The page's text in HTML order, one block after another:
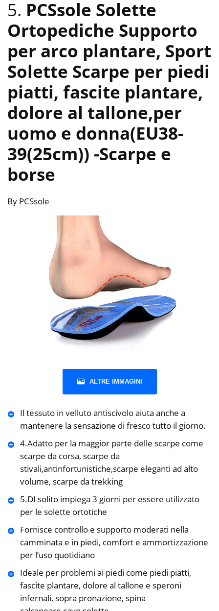
5. PCSsole Solette
Ortopediche Supporto
per arco plantare, Sport
Solette Scarpe per piedi
piatti, fascite plantare,
dolore al tallone,per
uomo e donna(EU38-
39(25cm)) -Scarpe e
borse
By PCSsole
ALTRE IMMAGINI
Il tessuto in velluto antiscivolo aiuta anche a
mantenere la sensazione di fresco tutto il giorno.
4.Adatto per la maggior parte delle scarpe come
scarpe da corsa, scarpe da
stivali,antinfortunistiche,scarpe eleganti ad alto
volume, scarpe da trekking
5.DI solito impiega 3 giorni per essere utilizzato
per le solette ortotiche
Fornisce controllo e supporto moderati nella
camminata e in piedi, comfort e ammortizzazione
per l’uso quotidiano
Ideale per problemi ai piedi come piedi piatti,
fascite plantare, dolore al tallone e speroni
infernali, sopra pronazione, spina